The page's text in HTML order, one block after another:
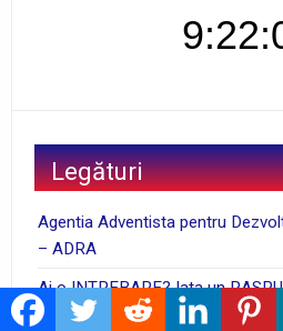
Legături
Agentia Adventista pentru
– ADRA
Ai o INTREBARE? Iata un